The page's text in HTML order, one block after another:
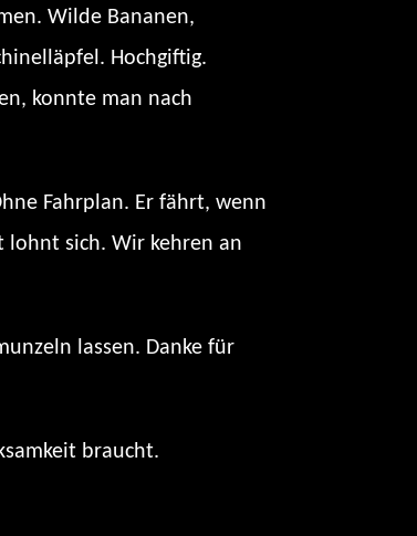
Wilde Bananen,
Hochgiftig.
konnte man nach
Fahrplan. Er fährt, wenn
lohnt sich. Wir kehren an
lassen. Danke für
braucht.